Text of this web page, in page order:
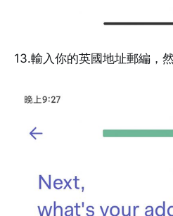
13.輸入你的英國地址郵編，